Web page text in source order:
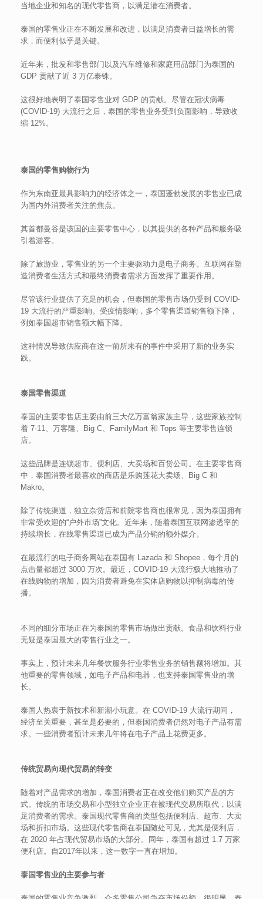
当地企业和知名的现代零售商，以满足潜在消费者。
泰国的零售业正在不断发展和改进，以满足消费者日益增长的需
求，而便利似乎是关键。
近年来，批发和零售部门以及汽车维修和家庭用品部门为泰国的
GDP 贡献了近 3 万亿泰铢。
这很好地表明了泰国零售业对 GDP 的贡献。尽管在冠状病毒
(COVID-19) 大流行之后，泰国的零售业务受到负面影响，导致收
缩 12%。
泰国的零售购物行为
作为东南亚最具影响力的经济体之一，泰国蓬勃发展的零售业已成
为国内外消费者关注的焦点。
其首都曼谷是该国的主要零售中心，以其提供的各种产品和服务吸
引着游客。
除了旅游业，零售业的另一个主要驱动力是电子商务。互联网在塑
造消费者生活方式和最终消费者需求方面发挥了重要作用。
尽管该行业提供了充足的机会，但泰国的零售市场仍受到 COVID-
19 大流行的严重影响。受疫情影响，多个零售渠道销售额下降，
例如泰国超市销售额大幅下降。
这种情况导致供应商在这一前所未有的事件中采用了新的业务实
践。
泰国零售渠道
泰国的主要零售店主要由前三大亿万富翁家族主导，这些家族控制
着 7-11、万客隆、Big C、FamilyMart 和 Tops 等主要零售连锁
店。
这些品牌是连锁超市、便利店、大卖场和百货公司。在主要零售商
中，泰国消费者最喜欢的商店是乐购莲花大卖场、Big C 和
Makro。
除了传统渠道，独立杂货店和前院零售商也很常见，因为泰国拥有
非常受欢迎的“户外市场”文化。近年来，随着泰国互联网渗透率的
持续增长，在线零售渠道已成为产品分销的额外媒介。
在最流行的电子商务网站在泰国有 Lazada 和 Shopee，每个月的
点击量都超过 3000 万次。最近，COVID-19 大流行极大地推动了
在线购物的增加，因为消费者避免在实体店购物以抑制病毒的传
播。
不同的细分市场正在为泰国的零售市场做出贡献。食品和饮料行业
无疑是泰国最大的零售行业之一。
事实上，预计未来几年餐饮服务行业零售业务的销售额将增加。其
他重要的零售领域，如电子产品和电器，也支持泰国零售业的增
长。
泰国人热衷于新技术和新潮小玩意。在 COVID-19 大流行期间，
经济至关重要，甚至是必要的，但泰国消费者仍然对电子产品有需
求。一些消费者预计未来几年将在电子产品上花费更多。
传统贸易向现代贸易的转变
随着对产品需求的增加，泰国消费者正在改变他们购买产品的方
式。传统的市场交易和小型独立企业正在被现代交易所取代，以满
足消费者的需求。泰国现代零售商的类型包括便利店、超市、大卖
场和折扣市场。这些现代零售商在泰国随处可见，尤其是便利店，
在 2020 年占现代贸易市场的大部分。同年，泰国有超过 1.7 万家
便利店。自2017年以来，这一数字一直在增加。
泰国零售业的主要参与者